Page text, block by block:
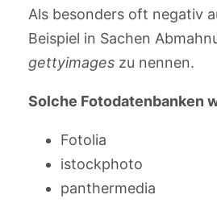
Als besonders oft negativ
Beispiel in Sachen
gettyimageszu nennen.
Solche Fotodatenbanken
Fotolia
istockphoto
panthermedia